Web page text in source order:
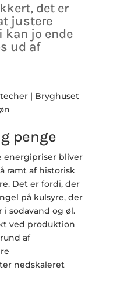
det er
justere
kan jo ende
ud af
| Bryghuset
penge
energipriser bliver
ramt af historisk
Det er fordi, der
på kulsyre, der
i sodavand og øl.
ved produktion
af
nedskaleret